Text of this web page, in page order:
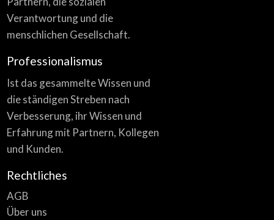
Verantwortung und die
menschlichen Gesellschaft.
Professionalismus
Ist das gesammelte Wissen und
die ständigen Streben nach
Verbesserung, ihr Wissen und
Erfahrung mit Partnern, Kollegen
und Kunden.
Rechtliches
AGB
Über uns